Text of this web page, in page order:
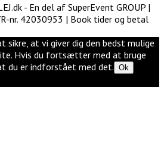
- En del af SuperEvent GROUP |
nr. 42030953 | Book tider og betal
sikre, at vi giver dig den bedst mulige
Hvis du fortsætter med at bruge
du er indforstået med det. Ok